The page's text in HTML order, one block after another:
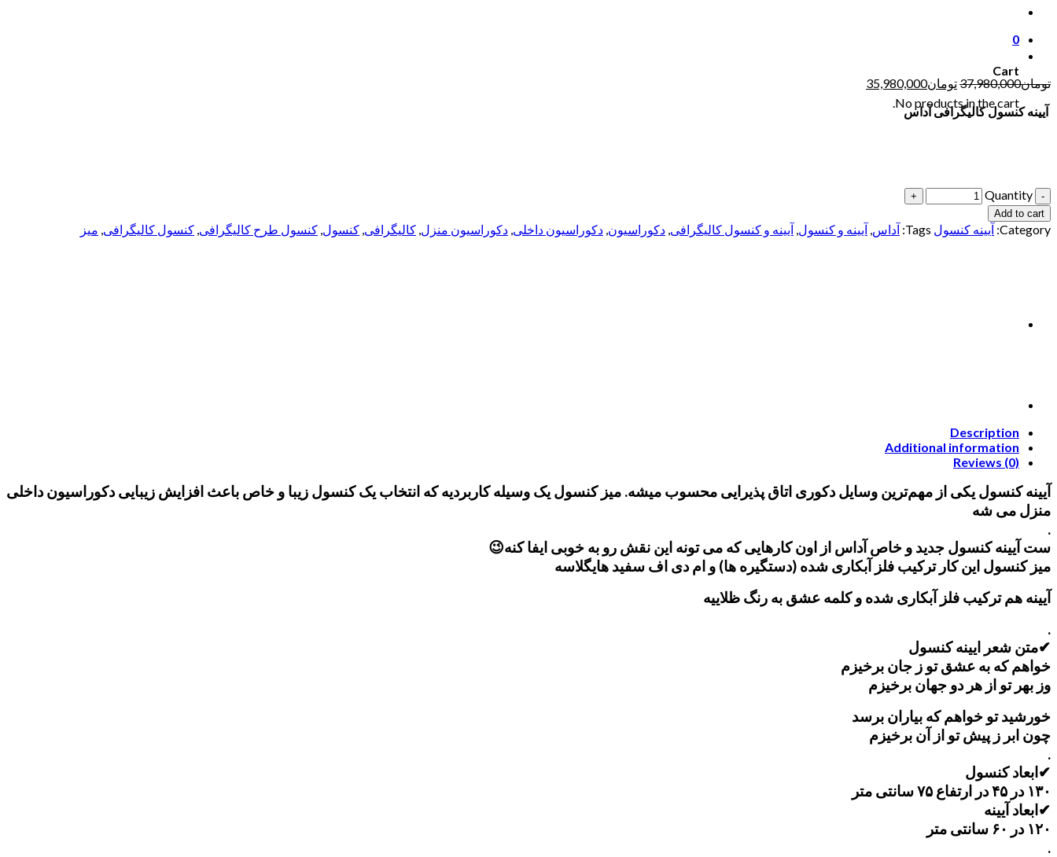
0
Cart
No products in the cart.
تومان37,980,000تومان35,980,000
آیینه کنسول کالیگرافی آداس
Quantity
Add to cart
Category: آیینه کنسول Tags: آداس, آیینه و کنسول, آیینه و کنسول کالیگرافی, دکوراسیون, دکوراسیون داخلی, دکوراسیون منزل, کالیگرافی, کنسول, کنسول طرح کالیگرافی, کنسول کالیگرافی, میز
Description
Additional information
Reviews (0)
آیینه کنسول یکی از مهم‌ترین وسایل دکوری اتاق پذیرایی محسوب میشه. میز کنسول یک وسیله کاربردیه که انتخاب یک کنسول زیبا و خاص باعث افزایش زیبایی دکوراسیون داخلی
منزل می شه
.
ست آیینه کنسول جدید و خاص آداس از اون کارهایی که می تونه این نقش رو به خوبی ایفا کنه😉
میز کنسول این کار ترکیب فلز آبکاری شده (دستگیره ها) و ام دی اف سفید هایگلاسه
آیینه هم ترکیب فلز آبکاری شده و کلمه عشق به رنگ ظلاییه
.
✔متن شعر ایینه کنسول
خواهم که به عشق تو ز جان برخیزم
وز بهر تو از هر دو جهان برخیزم
خورشید تو خواهم که بیاران برسد
چون ابر ز پیش تو از آن برخیزم
.
✔ابعاد کنسول
۱۳۰ در ۴۵ در ارتفاع ۷۵ سانتی متر
✔ابعاد آیینه
۱۲۰ در ۶۰ سانتی متر
.